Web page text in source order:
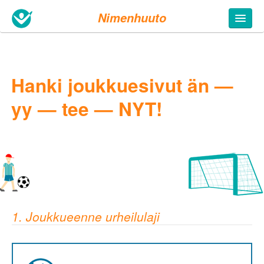
Nimenhuuto
Hanki joukkuesivut än —
yy — tee — NYT!
1. Joukkueenne urheilulaji
5. Täytä tietosi